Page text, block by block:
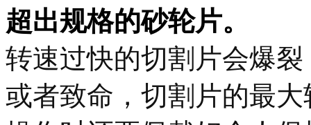
超出规格的砂轮片。
转速过快的切割片会爆
或者致命，切割片的最